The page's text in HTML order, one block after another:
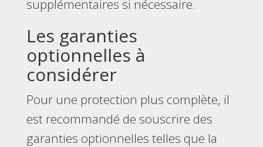
supplémentaires si nécessaire.
Les garanties
optionnelles à
considérer
Pour une protection plus complète, il
est recommandé de souscrire des
garanties optionnelles telles que la